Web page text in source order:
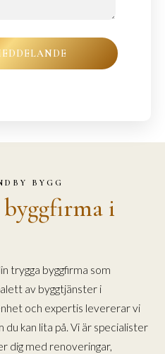
BYGG
i
trygga byggfirma som
av byggtjänster i
och expertis levererar vi
kan lita på. Vi är specialister
dig med renoveringar,